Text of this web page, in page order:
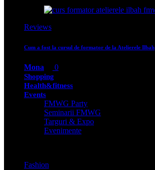
Reviews
Cum a fost la cursul de formator de la Atelierele Ilbah
Mona 0
Shopping
Health&fitness
Events
FMWG Party
Seminarii FMWG
Targuri & Expo
Evenimente
Fashion